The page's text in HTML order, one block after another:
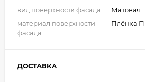
вид поверхности фасада
Матовая
материал поверхности
фасада
Плёнка
ДОСТАВКА